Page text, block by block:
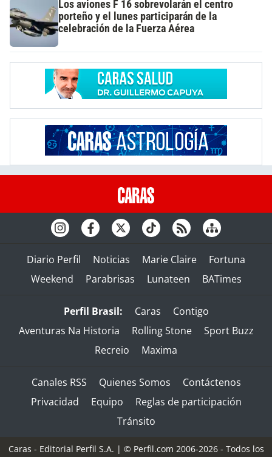
Los aviones F 16 sobrevolarán el centro
porteño y el lunes participarán de la
celebración de la Fuerza Aérea
Diario Perfil Noticias Marie Claire
Fortuna
Weekend
Parabrisas Lunateen BATimes
Perfil Brasil: Caras
Contigo
Aventuras Na Historia
Rolling Stone
Sport Buzz
Recreio
Maxima
Canales RSS Quienes Somos
Contáctenos
Privacidad
Equipo
Reglas de participación
Tránsito
Caras - Editorial Perfil S.A. | © Perfil.com 2006-2026 - Todos los